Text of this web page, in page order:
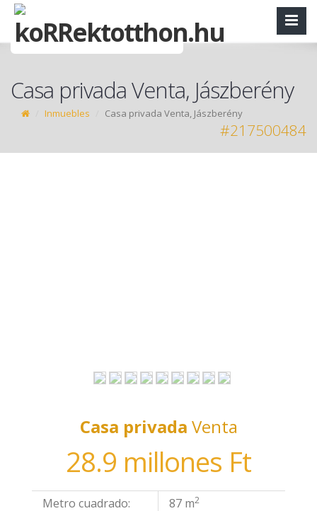
Casa privada Venta, Jászberény
Inmuebles Casa privada Venta, Jászberény
#217500484
Casa privada Venta
28.9 millones Ft
Metro cuadrado: 87 m2